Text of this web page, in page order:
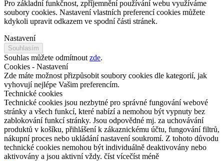
Pro základní funkčnost, zpříjemnění používání webu využíváme
soubory cookies. Nastavení vlastních preferencí cookies můžete
kdykoli upravit odkazem ve spodní části stránek.
Nastavení
Souhlasím
Souhlas můžete odmítnout zde.
Cookies - Nastavení
Zde máte možnost přizpůsobit soubory cookies dle kategorií, jak
vyhovují nejlépe Vašim preferencím.
Technické cookies
Technické cookies jsou nezbytné pro správné fungování webové
stránky a všech funkcí, které nabízí a nemohou být vypnuty bez
zablokování funkcí stránky. Jsou odpovědné mj. za uchovávání
produktů v košíku, přihlášení k zákaznickému účtu, fungování filtrů,
nákupní proces nebo ukládání nastavení soukromí. Z tohoto důvodu
technické cookies nemohou být individuálně deaktivovány nebo
aktivovány a jsou aktivní vždy. číst vícečíst méně